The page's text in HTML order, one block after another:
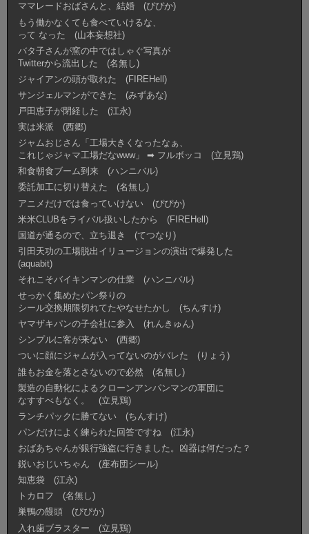
ママレードおばさんと、結婚 (ぴぴか)
もう働かなくても食べていけるな、
って なった (山本妄想社)
バタ子さんが窯の中ではしゃぐ写真が
Twitterから流出した (名無し)
ジャイアンの頭が取れた (FIREHell)
サンジェルマンができた (みずあな)
戸田恵子が閉経した (江永)
実は米派 (西郷)
ジャムおじさん「工場大きくなったなぁ、
これじゃジャマ工場だなwww」 ➡︎ フルボッコ (立見鶏)
和食朝食ブーム到来 (ハンニバル)
委託加工に切り替えた (名無し)
アニメだけでは食っていけない (ぴぴか)
米米CLUBをライバル扱いしたから (FIREHell)
国道が通るので、立ち退き (てつなり)
引田天功の工場脱出イリュージョンの演出で爆発した
(aquabit)
それこそバイキンマンの仕業 (ハンニバル)
せっかく集めたパン祭りの
シール交換期限切れてたやなせたかし (ちんすけ)
ヤマザキパンの子会社に参入 (れんきゅん)
シンプルに客が来ない (西郷)
ついに顔にジャムが入ってないのがバレた (りょう)
誰もお金を落とさないので必然 (名無し)
製造の自動化によるクローンアンパンマンの軍団に
なすすべもなく。 (立見鶏)
ランチパックに勝てない (ちんすけ)
パンだけによく練られた回答ですね (江永)
おばあちゃんが銀行強盗に行きました。凶器は何だった？
鋭いおじいちゃん (座布団シール)
知恵袋 (江永)
トカロフ (名無し)
巣鴨の饅頭 (ぴぴか)
入れ歯ブラスター (立見鶏)